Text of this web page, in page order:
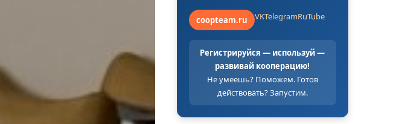
coopteam.ru VKTelegramRuTube
Регистрируйся — используй —
развивай кооперацию!
Не умеешь? Поможем. Готов
действовать? Запустим.